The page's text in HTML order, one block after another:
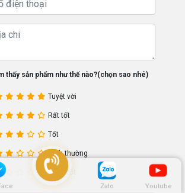
Zalo Youtube
thấy sản phẩm như thế nào?(chọn sao nhé)
Tuyệt vời
Rất tốt
Tốt
Bình thường
Chưa tốt